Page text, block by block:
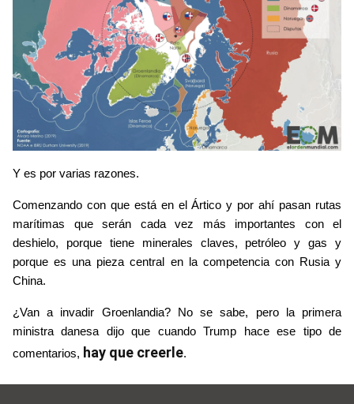
Y es por varias razones.
Comenzando con que está en el Ártico y por ahí pasan rutas
marítimas que serán cada vez más importantes con el
deshielo, porque tiene minerales claves, petróleo y gas y
porque es una pieza central en la competencia con Rusia y
China.
¿Van a invadir Groenlandia? No se sabe, pero la primera
ministra danesa dijo que cuando Trump hace ese tipo de
comentarios, hay que creerle.